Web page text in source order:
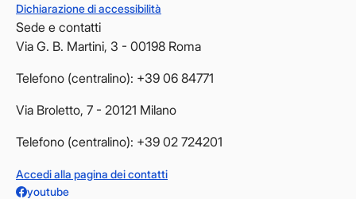
Dichiarazione di accessibilità
Sede e contatti
Via G. B. Martini, 3 - 00198 Roma
Telefono (centralino): +39 06 84771
Via Broletto, 7 - 20121 Milano
Telefono (centralino): +39 02 724201
Accedi alla pagina dei contatti
youtube